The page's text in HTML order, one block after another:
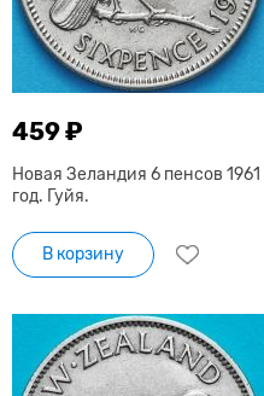
459 ₽
Новая Зеландия 6 пенсов 1961
год. Гуйя.
В корзину